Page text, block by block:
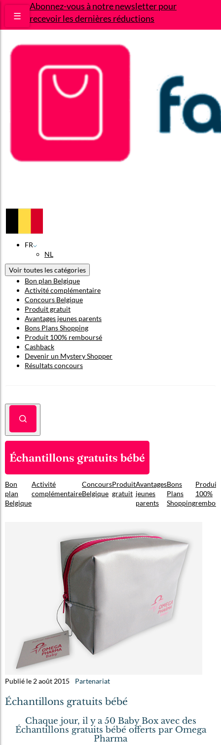
Abonnez-vous à notre newsletter pour
recevoir les dernières réductions
☰
FR
NL
Voir toutes les catégories
Bon plan Belgique
Activité complémentaire
Concours Belgique
Produit gratuit
Avantages jeunes parents
Bons Plans Shopping
Produit 100% remboursé
Cashback
Devenir un Mystery Shopper
Résultats concours
Échantillons gratuits bébé
Bon
plan
Belgique
Activité
complémentaire
Concours
Belgique
Produit
gratuit
Avantages
jeunes
parents
Bons
Plans
Shopping
Produit
100%
Publié le 2 août 2015 Partenariat
Échantillons gratuits bébé
Chaque jour, il y a 50 Baby Box avec des
Échantillons gratuits bébé offerts par Omega
Pharma